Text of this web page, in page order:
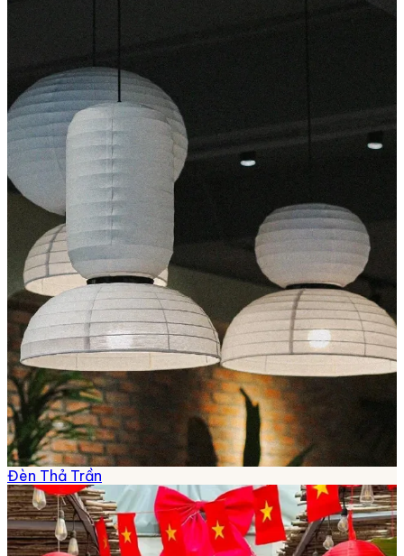
Đèn Thả Trần